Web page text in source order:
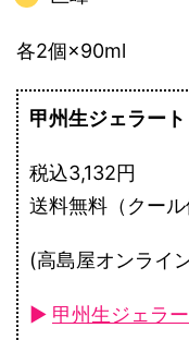
各2個×90ml
甲州生ジェラー
税込3,132円
送料無料（クール
(高島屋オンライ
► 甲州生ジェラ